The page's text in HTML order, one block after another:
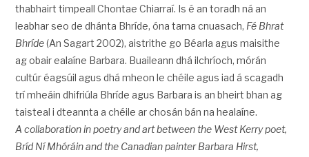
thabhairt timpeall Chontae Chiarraí. Is é an toradh ná an
leabhar seo de dhánta Bhríde, óna tarna cnuasach, Fé Bhrat
Bhríde(An Sagart 2002), aistrithe go Béarla agus maisithe
ag obair ealaíne Barbara. Buaileann dhá ilchríoch, mórán
cultúr éagsúil agus dhá mheon le chéile agus iad á scagadh
trí mheáin dhifriúla Bhríde agus Barbara is an bheirt bhan ag
taisteal i dteannta a chéile ar chosán bán na healaíne.
A collaboration in poetry and art between the West Kerry poet,
Bríd Ní Mhóráin and the Canadian painter Barbara Hirst,